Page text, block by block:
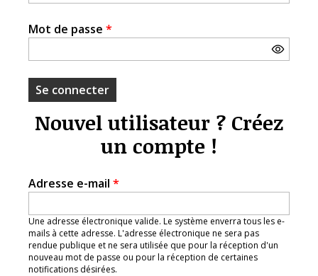
Mot de passe *
Nouvel utilisateur ? Créez
un compte !
Adresse e-mail *
Une adresse électronique valide. Le système enverra tous les e-
mails à cette adresse. L'adresse électronique ne sera pas
rendue publique et ne sera utilisée que pour la réception d'un
nouveau mot de passe ou pour la réception de certaines
notifications désirées.